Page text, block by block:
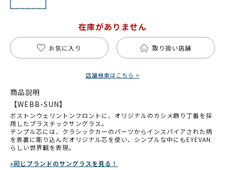
在庫がありません
お気に入り 取り扱い店舗
店舗検索はこちら >
商品説明
【WEBB-SUN】
ボストンウェリントンフロントに、オリジナルのカシメ飾り丁番を採
用したプラスチックサングラス。
テンプル芯には、クラシックカーのパーツからインスパイアされた柄
を表裏に彫り込んだオリジナル芯を使い、シンプルな中にもEYEVAN
らしい世界観を表現。
»同じブランドのサングラスを見る！